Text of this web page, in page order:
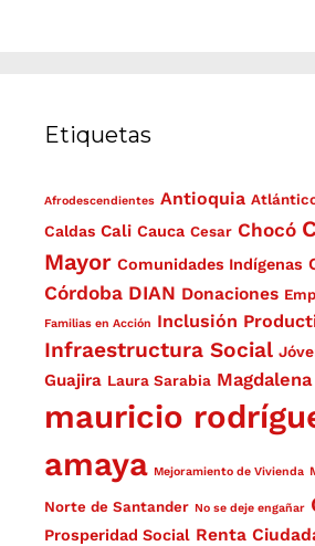
Etiquetas
Afrodescendientes Antioquia
Caldas Cali Cauca Cesar Chocó
Mayor Comunidades Indígenas
Córdoba DIAN Donaciones
Familias en Acción Inclusión
Infraestructura Social
Guajira Laura Sarabia Magdalena
mauricio
amaya Mejoramiento de Vivienda
Norte de Santander No se deje engañar
Prosperidad Social Renta